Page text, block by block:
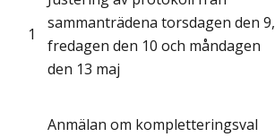
1
sammanträdena torsdagen den 9,
fredagen den 10 och måndagen
den 13 maj
Anmälan om kompletteringsval